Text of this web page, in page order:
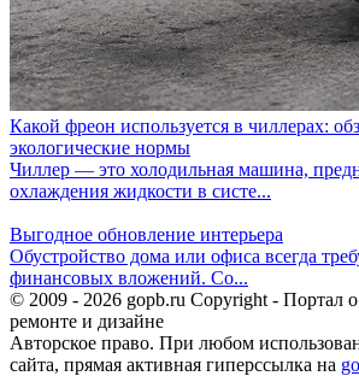
Какой фреон используется в чиллерах:
экологические нормы
Чиллер — это холодильная машина,
охлаждения жидкости в систе...
Выгодное обновление интерьера
Обустройство дома или офиса всегда
финансовых вложений. Со...
© 2009 - 2026 gopb.ru Copyright - Портал о
ремонте и дизайне
Авторское право. При любом
сайта, прямая активная гиперссылка на